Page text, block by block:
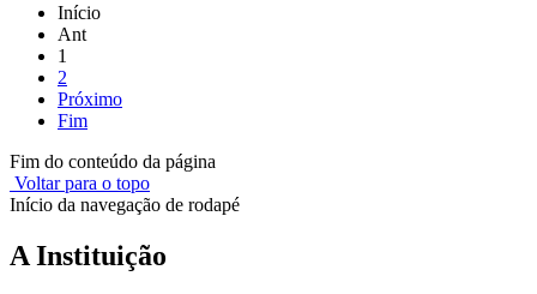
Início
Ant
1
2
Próximo
Fim
Fim do conteúdo da página
Voltar para o topo
Início da navegação de rodapé
A Instituição